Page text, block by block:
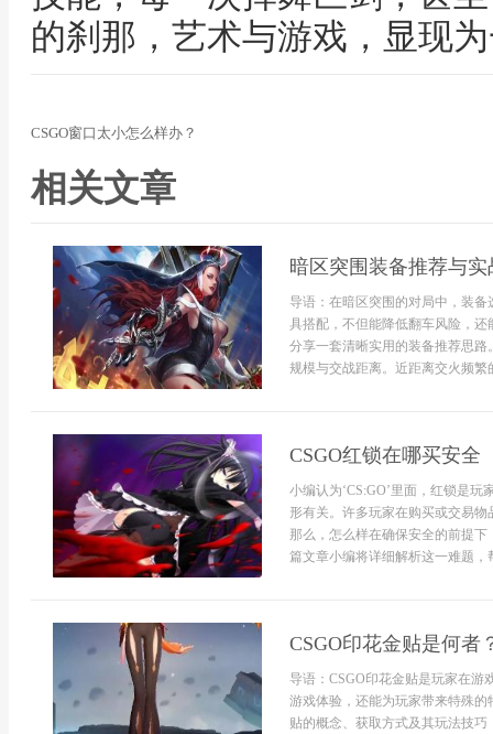
的刹那，艺术与游戏，显现
CSGO窗口太小怎么样办？
相关文章
暗区突围装备推荐与
导语：在暗区突围的对局中，装
具搭配，不但能降低翻车风险，
分享一套清晰实用的装备推荐思
规模与交战距离。近距离交火频繁
CSGO红锁在哪买安全
小编认为‘CS:GO’里面，红锁是
形有关。许多玩家在购买或交易
那么，怎么样在确保安全的前提
篇文章小编将详细解析这一难题
CSGO印花金贴是何者
导语：CSGO印花金贴是玩家在游
游戏体验，还能为玩家带来特殊
贴的概念、获取方式及其玩法技